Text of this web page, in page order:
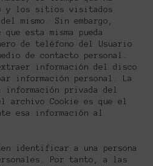
y los sitios visitados
mismo. Sin embargo,
esta misma pueda
de teléfono del Usuario
de contacto personal.
información del disco
información personal. La
información privada del
archivo Cookie es que el
esa información al
identificar a una persona
Por tanto, a las